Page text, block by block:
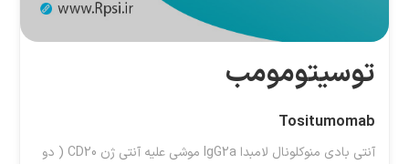
توسیتومومب
Tositumomab
آنتی بادی منوکلونال لامبدا IgG2a موشی علیه آنتی ژن CD20 ( دو